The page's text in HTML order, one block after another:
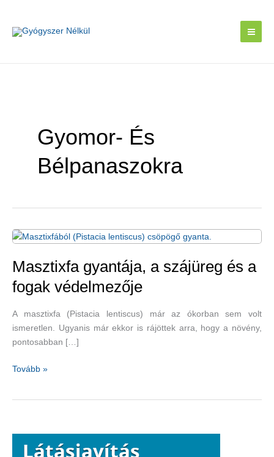
content
Gyomor- És
Bélpanaszokra
Masztixfa gyantája, a szájüreg és a
fogak védelmezője
A masztixfa (Pistacia lentiscus) már az ókorban sem volt
ismeretlen. Ugyanis már ekkor is rájöttek arra, hogy a növény,
pontosabban […]
Masztixfa
Tovább »